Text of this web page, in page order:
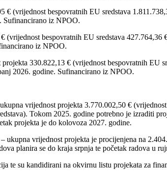
(vrijednost bespovratnih EU sredstava
Sufinancirano iz NPOO.
bespovratnih EU sredstava
iz NPOO.
330.822,13 € (vrijednost bespovratnih EU
2026. godine. Sufinancirano iz NPOO.
vrijednost projekta 3.770.002,50 €
Tokom 2025. godine potrebno je izraditi
projekta je do kolovoza 2027. godine.
vrijednost projekta je procijenjena na
planira se do kraja srpnja te početak radova u
te su kandidirani na okvirnu listu projekata za